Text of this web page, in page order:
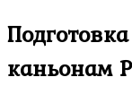
каньонам